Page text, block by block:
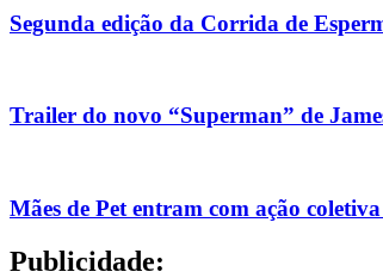
Segunda edição da Corrida de
Trailer do novo “Superman” de
Mães de Pet entram com ação
Publicidade: